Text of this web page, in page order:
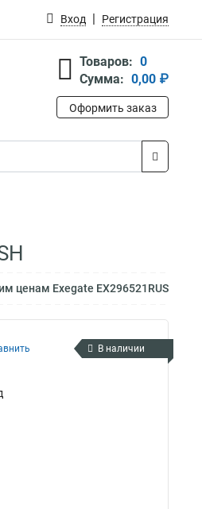
Вход Регистрация
Товаров: 0
Сумма: 0,00 ₽
Оформить заказ
ценам Exegate EX296521RUS
В наличии